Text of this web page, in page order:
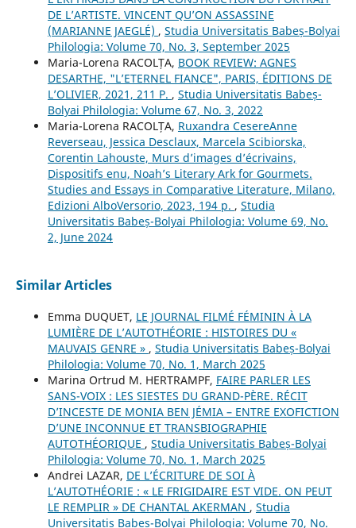
DE L’ARTISTE. VINCENT QU’ON ASSASSINE
(MARIANNE JAEGLÉ) , Studia Universitatis Babeș-Bolyai
Philologia: Volume 70, No. 3, September 2025
Maria-Lorena RACOLȚA, BOOK REVIEW: AGNES
DESARTHE, "L’ETERNEL FIANCE", PARIS, ÉDITIONS DE
L’OLIVIER, 2021, 211 P. , Studia Universitatis Babeș-
Bolyai Philologia: Volume 67, No. 3, 2022
Maria-Lorena RACOLȚA, Ruxandra CesereAnne
Reverseau, Jessica Desclaux, Marcela Scibiorska,
Corentin Lahouste, Murs d’images d’écrivains,
Dispositifs enu, Noah’s Literary Ark for Gourmets.
Studies and Essays in Comparative Literature, Milano,
Edizioni AlboVersorio, 2023, 194 p. , Studia
Universitatis Babeș-Bolyai Philologia: Volume 69, No.
2, June 2024
Similar Articles
Emma DUQUET, LE JOURNAL FILMÉ FÉMININ À LA
LUMIÈRE DE L’AUTOTHÉORIE : HISTOIRES DU «
MAUVAIS GENRE » , Studia Universitatis Babeș-Bolyai
Philologia: Volume 70, No. 1, March 2025
Marina Ortrud M. HERTRAMPF, FAIRE PARLER LES
SANS-VOIX : LES SIESTES DU GRAND-PÈRE. RÉCIT
D’INCESTE DE MONIA BEN JÉMIA – ENTRE EXOFICTION
D’UNE INCONNUE ET TRANSBIOGRAPHIE
AUTOTHÉORIQUE , Studia Universitatis Babeș-Bolyai
Philologia: Volume 70, No. 1, March 2025
Andrei LAZAR, DE L’ÉCRITURE DE SOI À
L’AUTOTHÉORIE : « LE FRIGIDAIRE EST VIDE. ON PEUT
LE REMPLIR » DE CHANTAL AKERMAN , Studia
Universitatis Babeș-Bolyai Philologia: Volume 70, No.